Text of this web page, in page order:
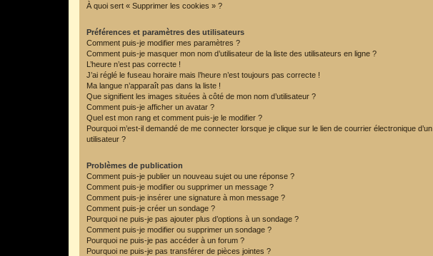
À quoi sert « Supprimer les cookies » ?
Préférences et paramètres des utilisateurs
Comment puis-je modifier mes paramètres ?
Comment puis-je masquer mon nom d’utilisateur de la liste des utilisateurs en ligne ?
L’heure n’est pas correcte !
J’ai réglé le fuseau horaire mais l’heure n’est toujours pas correcte !
Ma langue n’apparaît pas dans la liste !
Que signifient les images situées à côté de mon nom d’utilisateur ?
Comment puis-je afficher un avatar ?
Quel est mon rang et comment puis-je le modifier ?
Pourquoi m’est-il demandé de me connecter lorsque je clique sur le lien de courrier électronique d’un
utilisateur ?
Problèmes de publication
Comment puis-je publier un nouveau sujet ou une réponse ?
Comment puis-je modifier ou supprimer un message ?
Comment puis-je insérer une signature à mon message ?
Comment puis-je créer un sondage ?
Pourquoi ne puis-je pas ajouter plus d’options à un sondage ?
Comment puis-je modifier ou supprimer un sondage ?
Pourquoi ne puis-je pas accéder à un forum ?
Pourquoi ne puis-je pas transférer de pièces jointes ?